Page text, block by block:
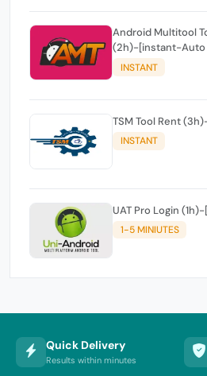
Android Multitool
(2h)-[instant-Auto
INSTANT
TSM Tool Rent
INSTANT
UAT Pro Login
1-5 MINIUTES
Quick Delivery
Results within minutes